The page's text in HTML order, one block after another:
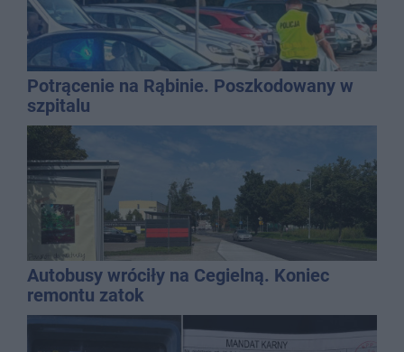
Potrącenie na Rąbinie. Poszkodowany w
szpitalu
Autobusy wróciły na Cegielną. Koniec
remontu zatok